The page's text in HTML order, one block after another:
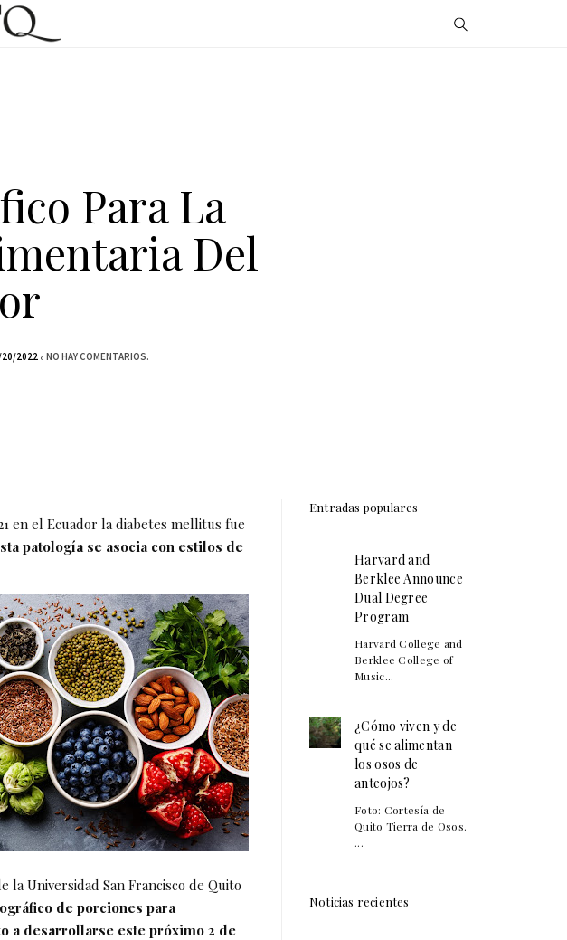
Para La
Del
20/2022 NO HAY COMENTARIOS.
en el Ecuador la diabetes mellitus fue
patología se asocia con estilos de
la Universidad San Francisco de Quito
de porciones para
a desarrollarse este próximo 2 de
Entradas populares
Harvard and
Berklee Announce
Dual Degree
Program
Harvard College and
Berklee College of
Music...
¿Cómo viven y de
qué se alimentan
los osos de
anteojos?
Foto: Cortesía de
Quito Tierra de Osos.
...
Noticias recientes